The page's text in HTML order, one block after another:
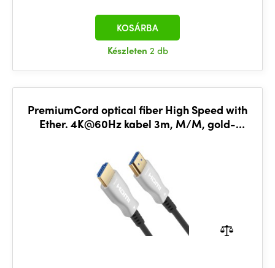
Készleten 2 db
KOSÁRBA
PremiumCord optical fiber High Speed with
Ether. 4K@60Hz kabel 3m, M/M, gold-